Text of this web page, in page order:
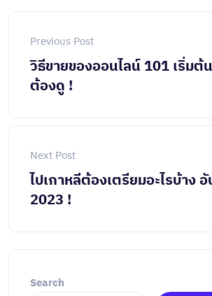
Previous Post
วิธีขายของออนไลน์ 101 เริ่มต้
ต้องดู !
Next Post
ไปเกาหลีต้องเตรียมอะไรบ้าง
2023 !
Search